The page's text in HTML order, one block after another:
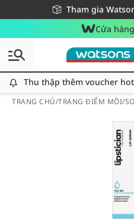
Tham gia
Miễn phí giao hàng
Giao hàng nhanh 24h -
Cửa
Thu thập thêm voucher
TRANG CHỦ/TRANG ĐIỂM MÔI/